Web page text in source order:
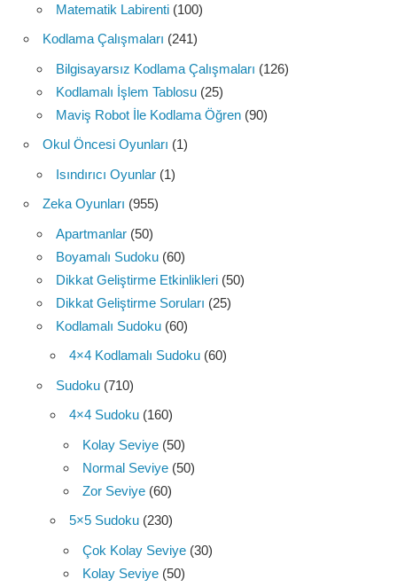
Matematik Labirenti (100)
Kodlama Çalışmaları (241)
Bilgisayarsız Kodlama Çalışmaları (126)
Kodlamalı İşlem Tablosu (25)
Maviş Robot İle Kodlama Öğren (90)
Okul Öncesi Oyunları (1)
Isındırıcı Oyunlar (1)
Zeka Oyunları (955)
Apartmanlar (50)
Boyamalı Sudoku (60)
Dikkat Geliştirme Etkinlikleri (50)
Dikkat Geliştirme Soruları (25)
Kodlamalı Sudoku (60)
4×4 Kodlamalı Sudoku (60)
Sudoku (710)
4×4 Sudoku (160)
Kolay Seviye (50)
Normal Seviye (50)
Zor Seviye (60)
5×5 Sudoku (230)
Çok Kolay Seviye (30)
Kolay Seviye (50)